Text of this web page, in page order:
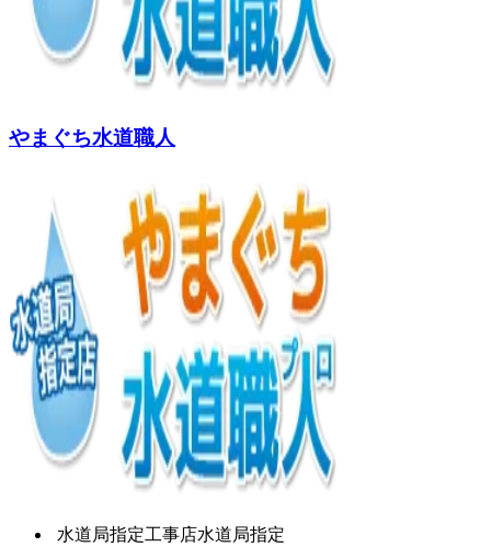
やまぐち水道職人
水道局指定工事店水道局指定